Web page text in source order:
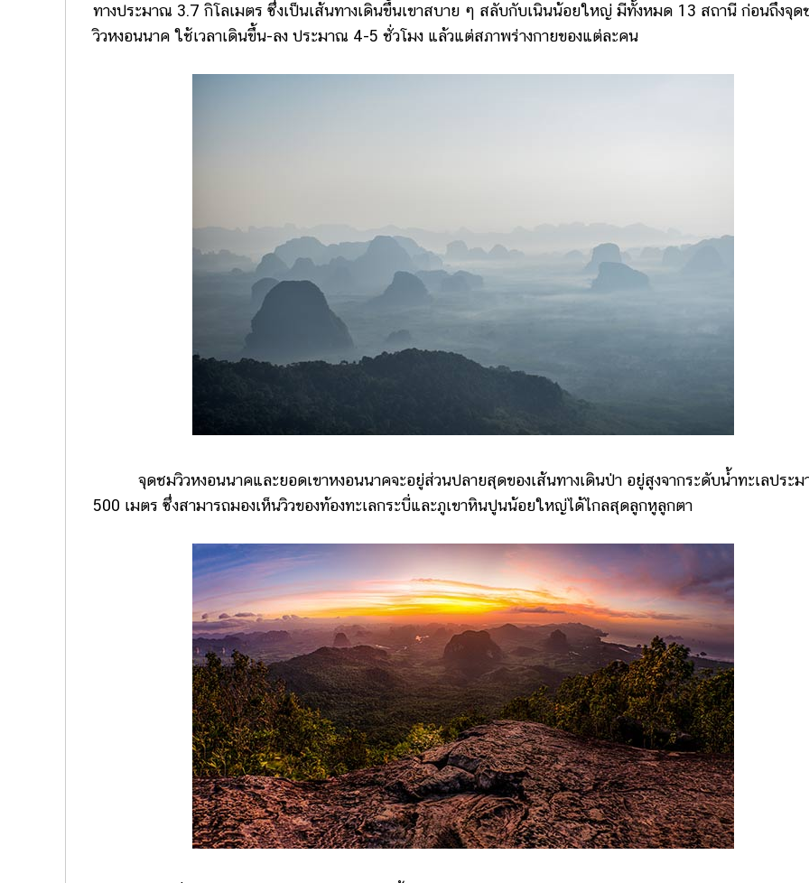
ทางประมาณ 3.7 กิโลเมตร ซึ่งเป็นเส้นทางเดินขึ้นเขาสบาย ๆ สลับกับเนินน้อยใหญ่ มีทั้งหมด 13 สถานี ก่อนถึงจุด
วิวหงอนนาค ใช้เวลาเดินขึ้น-ลง ประมาณ 4-5 ชั่วโมง แล้วแต่สภาพร่างกายของแต่ละคน
จุดชมวิวหงอนนาคและยอดเขาหงอนนาคจะอยู่ส่วนปลายสุดของเส้นทางเดินป่า อยู่สูงจากระดับน้ำทะเลประ
500 เมตร ซึ่งสามารถมองเห็นวิวของท้องทะเลกระบี่และภูเขาหินปูนน้อยใหญ่ได้ไกลสุดลูกหูลูกตา